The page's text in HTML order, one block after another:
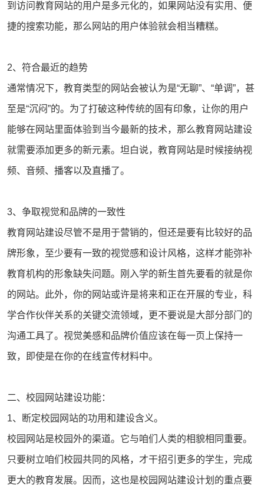
到访问教育网站的用户是多元化的，如果网站没有实用、便
捷的搜索功能，那么网站的用户体验就会相当糟糕。
2、符合最近的趋势
通常情况下，教育类型的网站会被认为是“无聊”、“单调”，甚
至是“沉闷”的。为了打破这种传统的固有印象，让你的用户
能够在网站里面体验到当今最新的技术，那么教育网站建设
就需要添加更多的新元素。坦白说，教育网站是时候接纳视
频、音频、播客以及直播了。
3、争取视觉和品牌的一致性
教育网站建设尽管不是用于营销的，但还是要有比较好的品
牌形象，至少要有一致的视觉感和设计风格，这样才能弥补
教育机构的形象缺失问题。刚入学的新生首先要看的就是你
的网站。此外，你的网站或许是将来和正在开展的专业，科
学合作伙伴关系的关键交流领域，更不要说是大部分部门的
沟通工具了。视觉美感和品牌价值应该在每一页上保持一
致，即使是在你的在线宣传材料中。
二、校园网站建设功能：
1、断定校园网站的功用和建设含义。
校园网站是校园外的渠道。它与咱们人类的相貌相同重要。
只要树立咱们校园共同的风格，才干招引更多的学生，完成
更大的教育发展。因而，这也是校园网站建设计划的重点要